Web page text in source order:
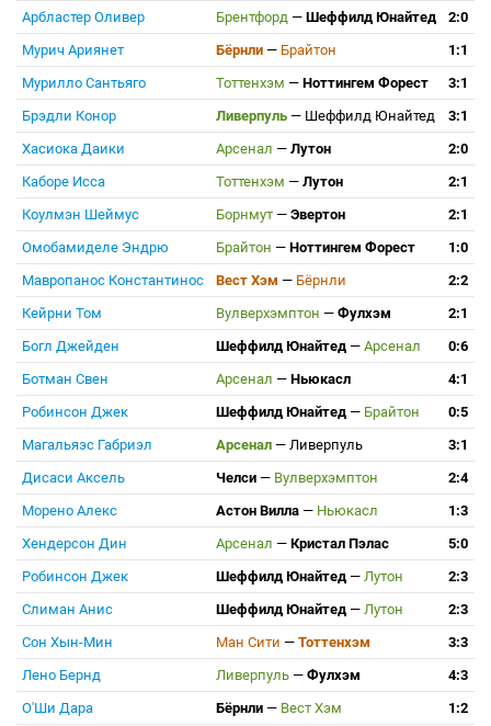
Арбластер Оливер Брентфорд — Шеффилд Юнайтед
2:0
Мурич Ариянет
Бёрнли — Брайтон
1:1
Мурилло Сантьяго
Тоттенхэм — Ноттингем Форест
3:1
Брэдли Конор
Ливерпуль — Шеффилд Юнайтед
3:1
Хасиока Даики
Арсенал — Лутон
2:0
Каборе Исса
Тоттенхэм — Лутон
2:1
Коулмэн Шеймус
Борнмут — Эвертон
2:1
Омобамиделе Эндрю
Брайтон — Ноттингем Форест
1:0
Мавропанос Константинос
Вест Хэм — Бёрнли
2:2
Кейрни Том
Вулверхэмптон — Фулхэм
2:1
Богл Джейден
Шеффилд Юнайтед — Арсенал
0:6
Ботман Свен
Арсенал — Ньюкасл
4:1
Робинсон Джек
Шеффилд Юнайтед — Брайтон
0:5
Магальяэс Габриэл
Арсенал — Ливерпуль
3:1
Дисаси Аксель
Челси — Вулверхэмптон
2:4
Морено Алекс
Астон Вилла — Ньюкасл
1:3
Хендерсон Дин
Арсенал — Кристал Пэлас
5:0
Робинсон Джек
Шеффилд Юнайтед — Лутон
2:3
Слиман Анис
Шеффилд Юнайтед — Лутон
2:3
Сон Хын-Мин
Ман Сити — Тоттенхэм
3:3
Лено Бернд
Ливерпуль — Фулхэм
4:3
О'Ши Дара
Бёрнли — Вест Хэм
1:2